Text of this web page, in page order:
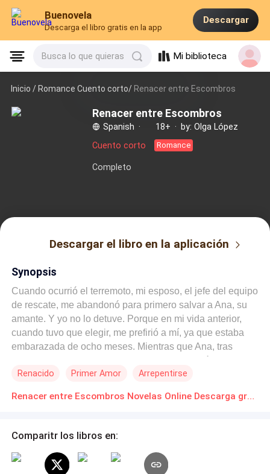
Buenovela
Descarga el libro gratis en la app
Descargar
Busca lo que quieras Mi biblioteca
Inicio /Romance Cuento corto/ Renacer entre Escombros
Renacer entre Escombros
Spanish · 18+ ·
by: Olga López
Cuento corto
Romance
Completo
Descargar el libro en la aplicación
Synopsis
Cuando ocurrió el terremoto, mi esposo, el jefe del equipo
de rescate, me abandonó para primero salvar a Ana, su
amante. Y yo no lo detuve. Porque en mi vida anterior,
cuando tuvo que elegir, me prefirió a mí, ya que estaba
embarazada de ocho meses. Mientras que Ana, tras
bajo los escombros de una réplica. Sin embargo, el día
¿Duele, Alicia? —preguntó mientras yo me retorcía de
veces más bajo esos escombros! Miré a mi esposo, ahora
convertido en un extraño poseído por la furia,
sintiéndome incapaz de reconocer al hombre que tanto
había amado. —¡Tú estabas en zona segura! —rugió—.
Renacido Primer Amor Arrepentirse
Renacer entre Escombros Novelas Online Descarga gratuita de PDF
Comparitr los libros en: